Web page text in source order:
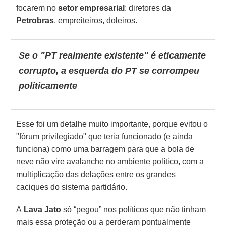
focarem no setor empresarial : diretores da
Petrobras, empreiteiros, doleiros.
Se o "PT realmente existente" é eticamente
corrupto, a esquerda do PT se corrompeu
politicamente
Esse foi um detalhe muito importante, porque evitou o
"fórum privilegiado" que teria funcionado (e ainda
funciona) como uma barragem para que a bola de
neve não vire avalanche no ambiente político, com a
multiplicação das delações entre os grandes
caciques do sistema partidário.
A Lava Jato só “pegou” nos políticos que não tinham
mais essa proteção ou a perderam pontualmente